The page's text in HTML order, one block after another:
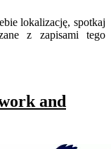
lokalizację, spotkaj
z zapisami tego
and